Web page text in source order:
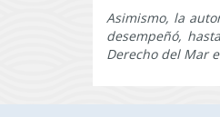
Asimismo, la
desempeñó,
Derecho del Mar